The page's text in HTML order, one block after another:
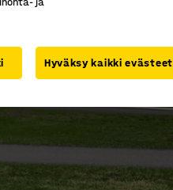
Hyväksy kaikki evästeet